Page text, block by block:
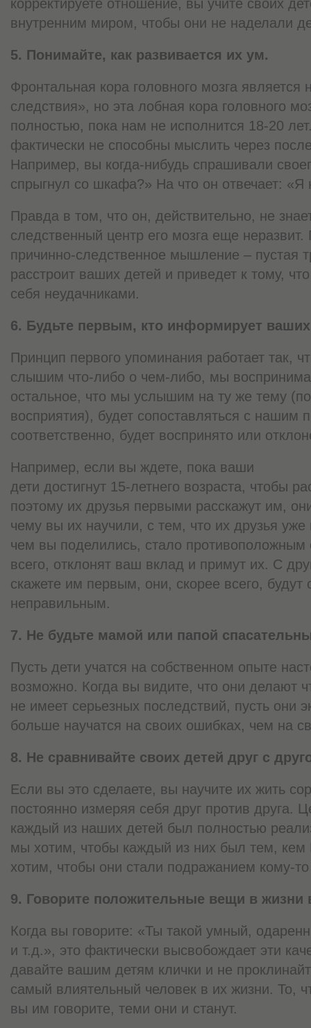
внутренним миром, чтобы они не наделали
5. Понимайте, как развивается их ум.
Фронтальная кора головного мозга
следствия», но эта лобная кора головного
полностью, пока нам не исполнится 18-20
фактически не способны мыслить через
Например, вы когда-нибудь спрашивали
спрыгнул со шкафа?» На что он отвечает: «Я
Правда в том, что он, действительно, не
следственный центр его мозга еще неразвит.
причинно-следственное мышление – пустая
расстроит ваших детей и приведет к тому,
себя неудачниками.
6. Будьте первым, кто информирует
Принцип первого упоминания работает так,
слышим что-либо о чем-либо, мы
остальное, что мы услышим на ту же тему
восприятия), будет сопоставляться с нашим
соответственно, будет воспринято или
Например, если вы ждете, пока ваши
дети достигнут 15-летнего возраста, чтобы
поэтому их друзья первыми расскажут им,
чему вы их научили, с тем, что их друзья
чем вы поделились, стало противоположным
всего, отклонят ваш вклад и примут их. С
скажете им первым, они, скорее всего, будут
неправильным.
7. Не будьте мамой или папой
Пусть дети учатся на собственном опыте
возможно. Когда вы видите, что они делают
не имеет серьезных последствий, пусть они
больше научатся на своих ошибках, чем на
8. Не сравнивайте своих детей друг с
Если вы это сделаете, вы научите их жить
постоянно измеряя себя друг против друга.
каждый из наших детей был полностью
мы хотим, чтобы каждый из них был тем,
хотим, чтобы они стали подражанием кому-то
9. Говорите положительные вещи в жизни
Когда вы говорите: «Ты такой умный,
и т.д.», это фактически высвобождает эти
давайте вашим детям клички и не
самый влиятельный человек в их жизни. То,
вы им говорите, теми они и станут.